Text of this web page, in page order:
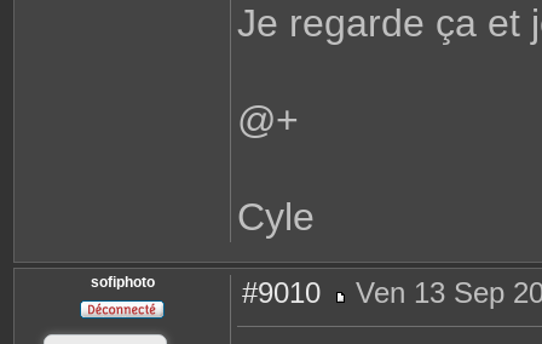
Je regarde ça et
@+
Cyle
sofiphoto #9010
e
Ven 13 Sep